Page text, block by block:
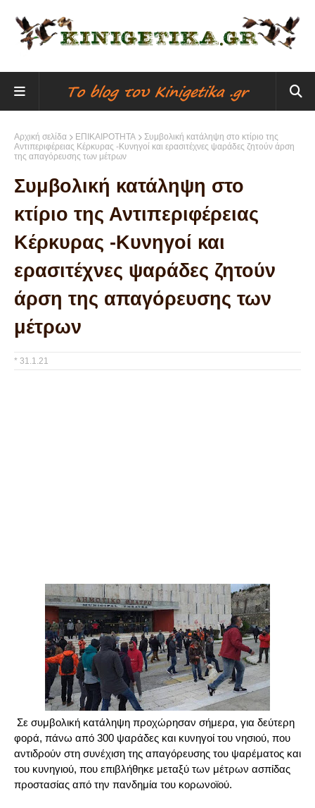
Αρχική σελίδα ΕΠΙΚΑΙΡΟΤΗΤΑ
Συμβολική κατάληψη στο κτίριο της
Αντιπεριφέρειας Κέρκυρας -Κυνηγοί και ερασιτέχνες ψαράδες ζητούν άρση
της απαγόρευσης των μέτρων
Συμβολική κατάληψη στο
κτίριο της Αντιπεριφέρειας
Κέρκυρας -Κυνηγοί και
ερασιτέχνες ψαράδες ζητούν
άρση της απαγόρευσης των
μέτρων
* 31.1.21
Σε συμβολική κατάληψη προχώρησαν σήμερα, για δεύτερη
φορά, πάνω από 300 ψαράδες και κυνηγοί του νησιού, που
αντιδρούν στη συνέχιση της απαγόρευσης του ψαρέματος και
του κυνηγιού, που επιβλήθηκε μεταξύ των μέτρων ασπίδας
προστασίας από την πανδημία του κορωνοϊού.